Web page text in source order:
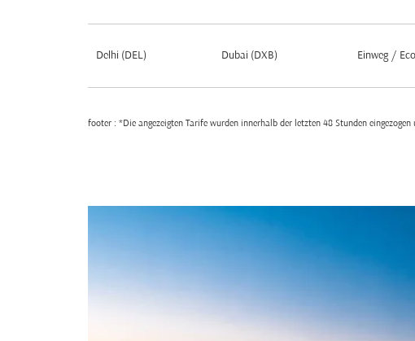
Delhi (DEL) Dubai (DXB) Einweg /
footer : *Die angezeigten Tarife wurden innerhalb der letzten 48 Stunden